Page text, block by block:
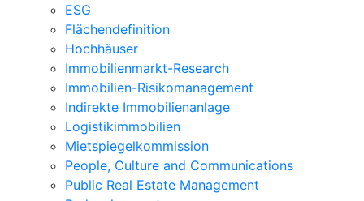
ESG
Flächendefinition
Hochhäuser
Immobilienmarkt-Research
Immobilien-Risikomanagement
Indirekte Immobilienanlage
Logistikimmobilien
Mietspiegelkommission
People, Culture and Communications
Public Real Estate Management